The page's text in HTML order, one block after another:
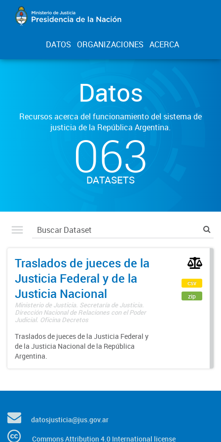
DATOS ORGANIZACIONES ACERCA
Datos
Recursos acerca del funcionamiento del sistema de
justicia de la República Argentina.
063
DATASETS
Traslados de jueces de la
Justicia Federal y de la
Justicia Nacional
Ministerio de Justicia. Secretaría de Justicia.
Dirección Nacional de Relaciones con el Poder
Judicial. Oficina Decretos
Traslados de jueces de la Justicia Federal y
de la Justicia Nacional de la República
Argentina.
csv
zip
datosjusticia@jus.gov.ar
Commons Attribution 4.0 International license